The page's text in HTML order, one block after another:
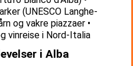
(UNESCO Langhe-
og vakre piazzaer •
vinreise i Nord-Italia
i Alba